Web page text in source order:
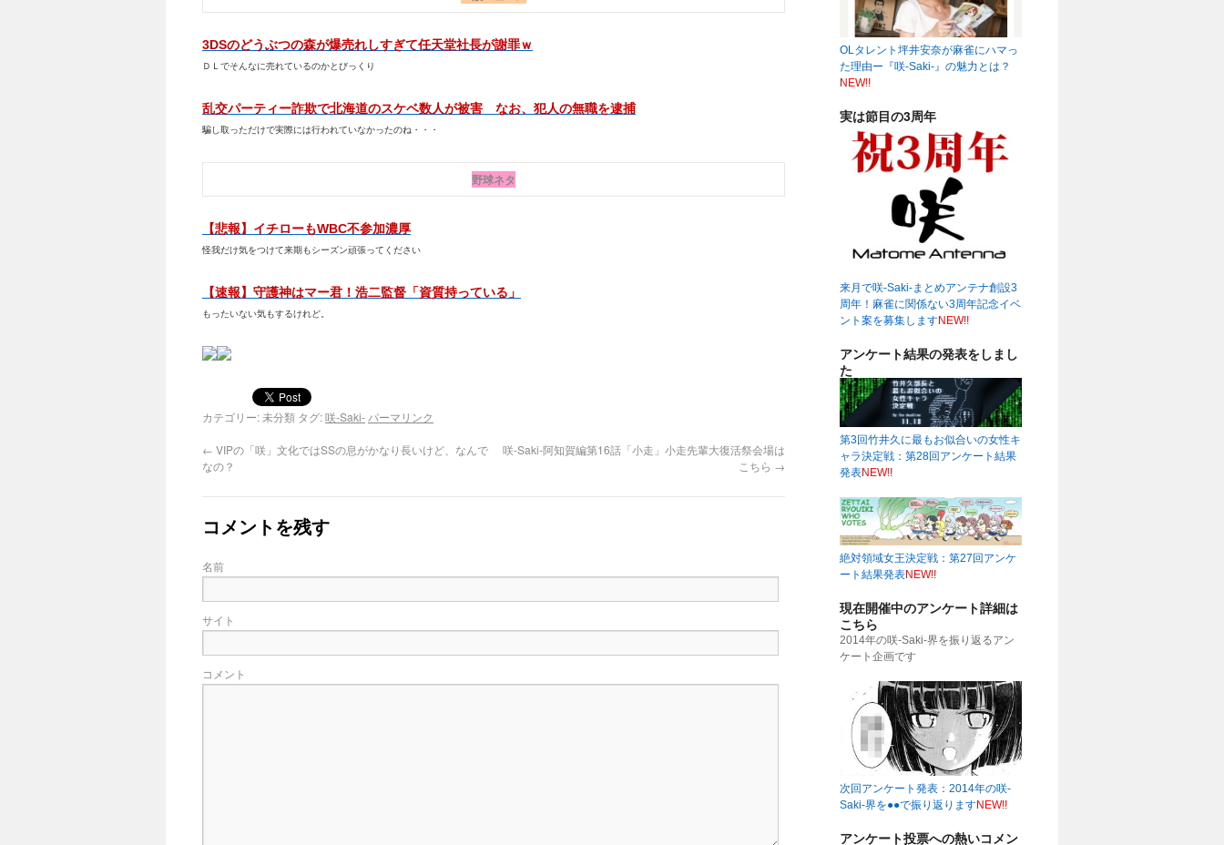
3DSのどうぶつの森が爆売れしすぎて任天堂社長が謝罪ｗ
ＤＬでそんなに売れているのかとびっくり
乱交パーティー詐欺で北海道のスケベ数人が被害 なお、犯人の無職を逮捕
騙し取っただけで実際には行われていなかったのね・・・
野球ネタ
【悲報】イチローもWBC不参加濃厚
怪我だけ気をつけて来期もシーズン頑張ってください
【速報】守護神はマー君！浩二監督「資質持っている」
もったいない気もするけれど。
カテゴリー: 未分類 タグ:咲-Saki- パーマリンク
← VIPの「咲」文化ではSSの息がかなり長いけど、なんで
なの？
咲-Saki-阿知賀編第16話「小走」小走先輩大復活祭会場は
こちら →
コメントを残す
名前
サイト
コメント
OLタレント坪井安奈が麻雀にハマっ
た理由ー『咲-Saki-』の魅力とは？
NEW!!
実は節目の3周年
来月で咲-Saki-まとめアンテナ創設3
周年！麻雀に関係ない3周年記念イベ
ント案を募集しますNEW!!
アンケート結果の発表をしまし
た
第3回竹井久に最もお似合いの女性キ
ャラ決定戦：第28回アンケート結果
発表NEW!!
絶対領域女王決定戦：第27回アンケ
ート結果発表NEW!!
現在開催中のアンケート詳細は
こちら
2014年の咲-Saki-界を振り返るアン
ケート企画です
次回アンケート発表：2014年の咲-
Saki-界を●●で振り返りますNEW!!
アンケート投票への熱いコメン